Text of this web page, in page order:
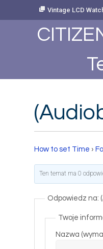
Vintage LCD
How to set Time ›
Ten temat ma 0
Odpowiedz na:
Twoje
Nazwa